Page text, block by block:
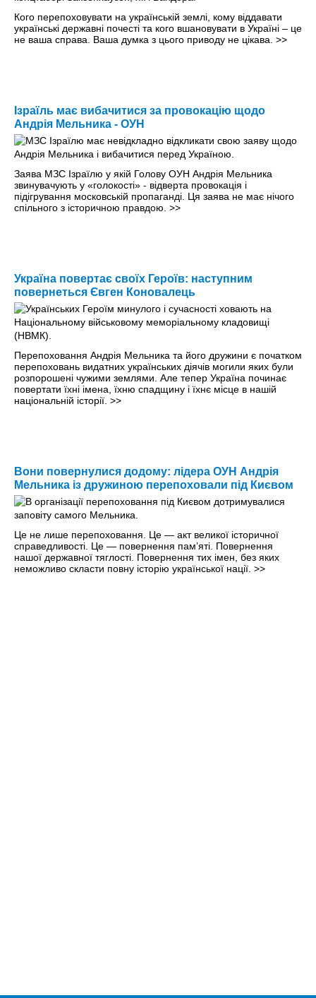
Кого перепоховувати на українській землі, кому віддавати
українські державні почесті та кого вшановувати в Україні – це
не ваша справа. Ваша думка з цього приводу не цікава. >>
Ізраїль має вибачитися за провокацію щодо
Андрія Мельника - ОУН
Заява МЗС Ізраїлю у якій Голову ОУН Андрія Мельника
звинувачують у «голокості» - відверта провокація і
підігрування московській пропаганді. Ця заява не має нічого
спільного з історичною правдою. >>
Україна повертає своїх Героїв: наступним
повернеться Євген Коновалець
Перепоховання Андрія Мельника та його дружини є початком
перепоховань видатних українських діячів могили яких були
розпорошені чужими землями. Але тепер Україна починає
повертати їхні імена, їхню спадщину і їхнє місце в нашій
національній історії. >>
Вони повернулися додому: лідера ОУН Андрія
Мельника із дружиною перепоховали під Києвом
Це не лише перепоховання. Це — акт великої історичної
справедливості. Це — повернення пам’яті. Повернення
нашої державної тяглості. Повернення тих імен, без яких
неможливо скласти повну історію української нації. >>